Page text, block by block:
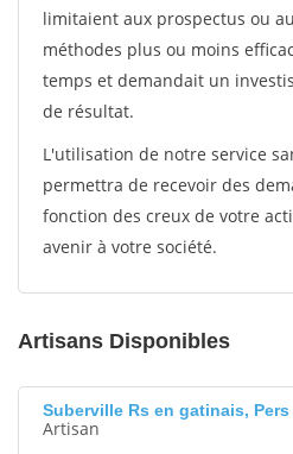
limitaient aux prospectus ou
méthodes plus ou moins
temps et demandait un
de résultat.
L'utilisation de notre service
permettra de recevoir des
fonction des creux de votre
avenir à votre société.
Artisans Disponibles
Suberville Rs en gatinais,
Artisan